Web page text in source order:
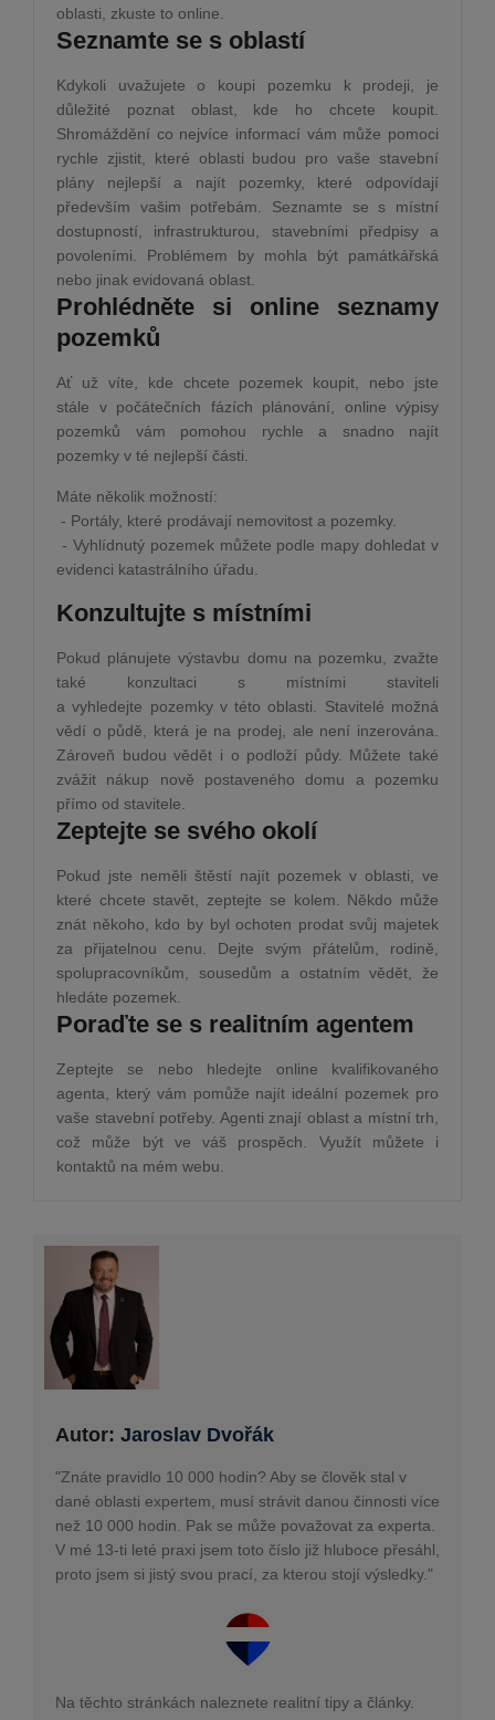
oblasti, zkuste to online.
Seznamte se s oblastí
Kdykoli uvažujete o koupi pozemku k prodeji, je
důležité poznat oblast, kde ho chcete koupit.
Shromáždění co nejvíce informací vám může pomoci
rychle zjistit, které oblasti budou pro vaše stavební
plány nejlepší a najít pozemky, které odpovídají
především vašim potřebám. Seznamte se s místní
dostupností, infrastrukturou, stavebními předpisy a
povoleními. Problémem by mohla být památkářská
nebo jinak evidovaná oblast.
Prohlédněte si online seznamy
pozemků
Ať už víte, kde chcete pozemek koupit, nebo jste
stále v počátečních fázích plánování, online výpisy
pozemků vám pomohou rychle a snadno najít
pozemky v té nejlepší části.
Máte několik možností:
- Portály, které prodávají nemovitost a pozemky.
- Vyhlídnutý pozemek můžete podle mapy dohledat v
evidenci katastrálního úřadu.
Konzultujte s místními
Pokud plánujete výstavbu domu na pozemku, zvažte
také konzultaci s místními staviteli
a vyhledejte pozemky v této oblasti. Stavitelé možná
vědí o půdě, která je na prodej, ale není inzerována.
Zároveň budou vědět i o podloží půdy. Můžete také
zvážit nákup nově postaveného domu a pozemku
přímo od stavitele.
Zeptejte se svého okolí
Pokud jste neměli štěstí najít pozemek v oblasti, ve
které chcete stavět, zeptejte se kolem. Někdo může
znát někoho, kdo by byl ochoten prodat svůj majetek
za přijatelnou cenu. Dejte svým přátelům, rodině,
spolupracovníkům, sousedům a ostatním vědět, že
hledáte pozemek.
Poraďte se s realitním agentem
Zeptejte se nebo hledejte online kvalifikovaného
agenta, který vám pomůže najít ideální pozemek pro
vaše stavební potřeby. Agenti znají oblast a místní trh,
což může být ve váš prospěch. Využít můžete i
kontaktů na mém webu.
Autor: Jaroslav Dvořák
"Znáte pravidlo 10 000 hodin? Aby se člověk stal v
dané oblasti expertem, musí strávit danou činnosti více
než 10 000 hodin. Pak se může považovat za experta.
V mé 13-ti leté praxi jsem toto číslo již hluboce přesáhl,
proto jsem si jistý svou prací, za kterou stojí výsledky."
Na těchto stránkách naleznete realitní tipy a články.